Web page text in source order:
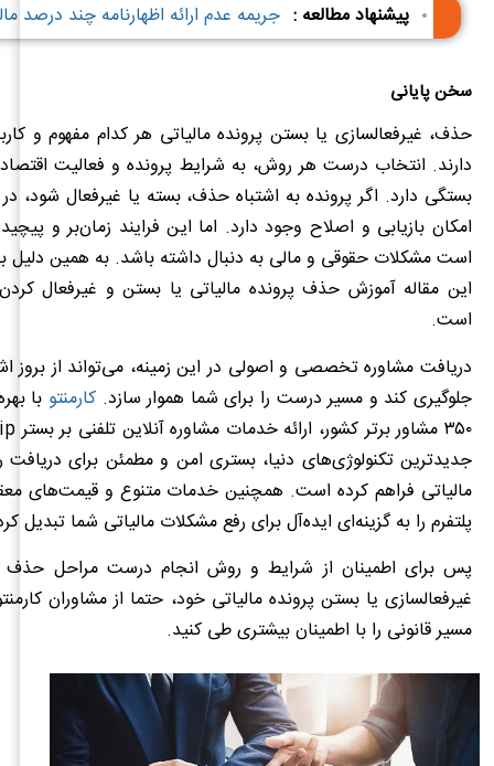
پیشنهاد مطالعه : جریمه عدم ارائه اظهارنامه چند درصد
سخن پایانی
حذف، غیرفعالسازی یا بستن پرونده مالیاتی هر کدام مفهوم و
دارند. انتخاب درست هر روش، به شرایط پرونده و فعالیت
بستگی دارد. اگر پرونده به اشتباه حذف، بسته یا غیرفعال شود، در
امکان بازیابی و اصلاح وجود دارد. اما این فرایند زمان‌بر و
است مشکلات حقوقی و مالی به دنبال داشته باشد. به همین دلیل
این مقاله آموزش حذف پرونده مالیاتی یا بستن و غیرفعال
است.
دریافت مشاوره تخصصی و اصولی در این زمینه، می‌تواند از بروز
جلوگیری کند و مسیر درست را برای شما هموار سازد. کارمنتو با
جدیدترین تکنولوژی‌های دنیا، بستری امن و مطمئن برای دریافت
مالیاتی فراهم کرده است. همچنین خدمات متنوع و قیمت‌های
پلتفرم را به گزینه‌ای ایده‌آل برای رفع مشکلات مالیاتی شما تبدیل
پس برای اطمینان از شرایط و روش انجام درست مراحل حذف
غیرفعالسازی یا بستن پرونده مالیاتی خود، حتما از مشاوران
مسیر قانونی را با اطمینان بیشتری طی کنید.